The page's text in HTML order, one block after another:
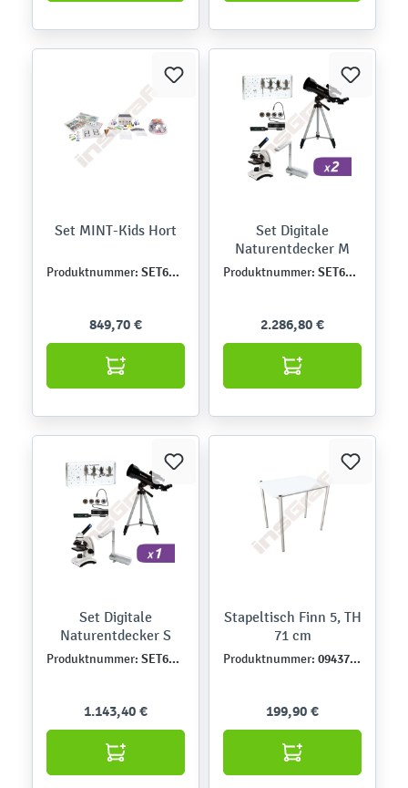
Set MINT-Kids Hort
Produktnummer: SET6436DE
849,70 €
Set Digitale
Naturentdecker M
Produktnummer: SET6433DE
2.286,80 €
Set Digitale
Naturentdecker S
Produktnummer: SET6432DE
1.143,40 €
Stapeltisch Finn 5, TH
71 cm
Produktnummer: 094370-08-03
199,90 €